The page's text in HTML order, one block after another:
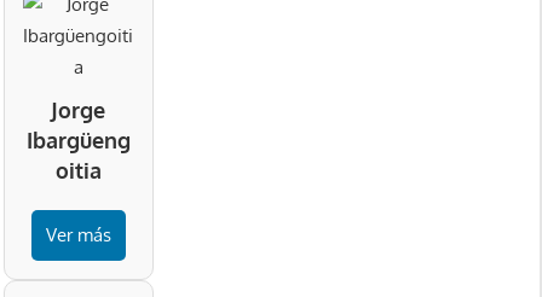
Jorge
Ibargüeng
oitia
Ver más